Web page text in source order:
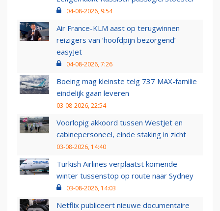
04-08-2026, 9:54
Air France-KLM aast op terugwinnen
reizigers van ‘hoofdpijn bezorgend’
easyJet
04-08-2026, 7:26
Boeing mag kleinste telg 737 MAX-familie
eindelijk gaan leveren
03-08-2026, 22:54
Voorlopig akkoord tussen WestJet en
cabinepersoneel, einde staking in zicht
03-08-2026, 14:40
Turkish Airlines verplaatst komende
winter tussenstop op route naar Sydney
03-08-2026, 14:03
Netflix publiceert nieuwe documentaire